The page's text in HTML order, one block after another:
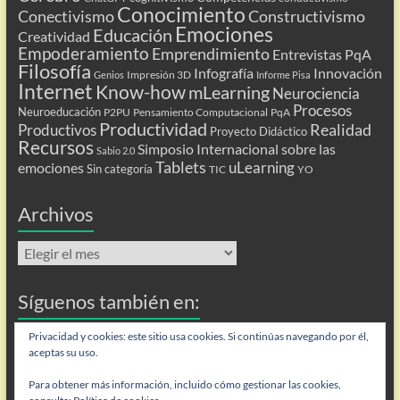
ConectivismoConocimientoConstructivismo
Creatividad Educación Emociones
Empoderamiento Emprendimiento Entrevistas PqA
Filosofía Genios Impresión 3D Infografía Informe Pisa Innovación
Internet Know-howmLearning Neurociencia
Neuroeducación P2PU Pensamiento Computacional PqA Procesos
Productivos Productividad Proyecto Didáctico Realidad
Recursos Sabio 2.0 Simposio Internacional sobre las
emociones Sin categoría Tablets TIC uLearning YO
Archivos
Archivos
Síguenos también en:
Flip
Privacidad y cookies: este sitio usa cookies. Si continúas navegando por él,
aceptas su uso.
Para obtener más información, incluido cómo gestionar las cookies,